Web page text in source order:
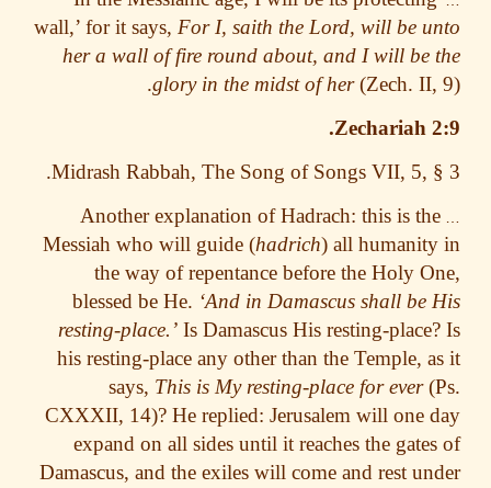
wall,’ for it says,For I, saith the Lord, will be
her a wall of fire round about, and I will be
glory in the midst of her (Zech.
Zechariah
Midrash Rabbah, The Song of Songs VII, 5,
Another explanation of Hadrach: this is
Messiah who will guide (hadrich) all
the way of repentance before the Holy
blessed be He.‘And in Damascus shall
resting-place.’Is Damascus His resting-
his resting-place any other than the Temple,
says, This is My resting-place for ever
CXXXII, 14)? He replied: Jerusalem will one
expand on all sides until it reaches the
Damascus, and the exiles will come and rest